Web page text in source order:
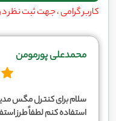
کاربر گرامی ، جهت ثبت نظر
محمدعلی پورمومن
سلام برای کنترل مگس
استفاده کنم لطفاً طرز